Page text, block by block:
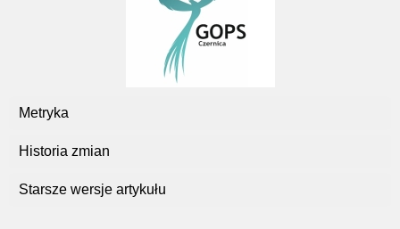
Metryka
Historia zmian
Starsze wersje artykułu